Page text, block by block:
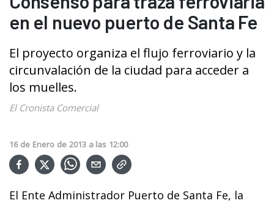
en el nuevo puerto de Santa Fe
El proyecto organiza el flujo ferroviario y la
circunvalación de la ciudad para acceder a
los muelles.
El Cronista Comercial
16 de Enero de 2013 a las 12:00
El Ente Administrador Puerto de Santa Fe, la